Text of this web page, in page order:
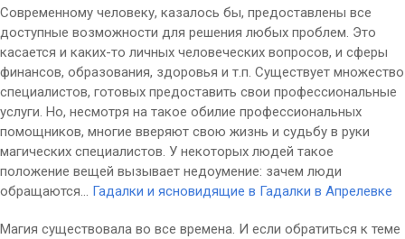
Современному человеку, казалось бы, предоставлены все
доступные возможности для решения любых проблем. Это
касается и каких-то личных человеческих вопросов, и сферы
финансов, образования, здоровья и т.п. Существует множество
специалистов, готовых предоставить свои профессиональные
услуги. Но, несмотря на такое обилие профессиональных
помощников, многие вверяют свою жизнь и судьбу в руки
магических специалистов. У некоторых людей такое
положение вещей вызывает недоумение: зачем люди
обращаются... Гадалки и ясновидящие в Гадалки в Апрелевке
Магия существовала во все времена. И если обратиться к теме